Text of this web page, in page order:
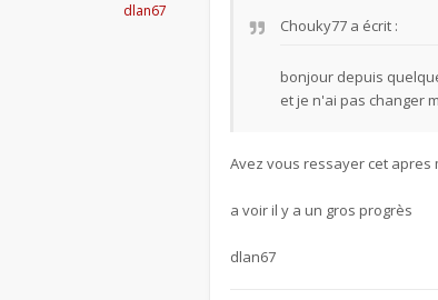
dlan67
Chouky77 a écrit :
bonjour depuis
et je n'ai pas changer
Avez vous ressayer cet apres
a voir il y a un gros progrès
dlan67